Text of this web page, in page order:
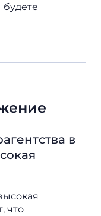
в
что